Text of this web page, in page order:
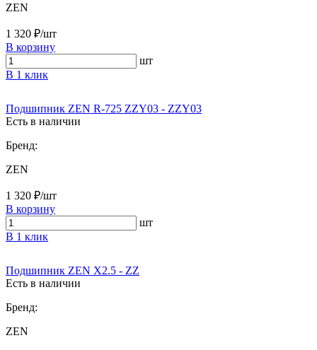
ZEN
1 320 ₽/шт
В корзину
шт
В 1 клик
Подшипник ZEN R-725 ZZY03 - ZZY03
Есть в наличии
Бренд:
ZEN
1 320 ₽/шт
В корзину
шт
В 1 клик
Подшипник ZEN X2.5 - ZZ
Есть в наличии
Бренд:
ZEN